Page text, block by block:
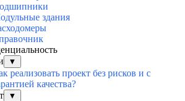
здания
▼
реализовать проект без рисков и с
качества?
▼